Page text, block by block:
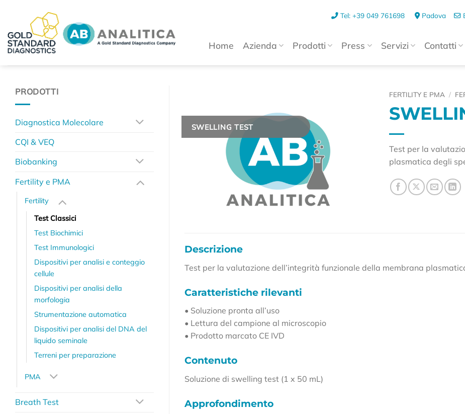
contenuti
Tel: +39 049 761698 Padova
Home Azienda Prodotti Press Servizi Contatti
PRODOTTI
Diagnostica Molecolare
CQI & VEQ
Biobanking
Fertility e PMA
Fertility
Test Classici
Test Biochimici
Test Immunologici
Dispositivi per analisi e conteggio
cellule
Dispositivi per analisi della
morfologia
Strumentazione automatica
Dispositivi per analisi del DNA del
liquido seminale
Terreni per preparazione
PMA
Breath Test
SWELLING TEST
FERTILITY E PMA /
Test per la
plasmatica degli
Descrizione
Test per la valutazione dell’integrità funzionale della membrana
Caratteristiche rilevanti
• Soluzione pronta all’uso
• Lettura del campione al microscopio
• Prodotto marcato CE IVD
Contenuto
Soluzione di swelling test (1 x 50 mL)
Approfondimento